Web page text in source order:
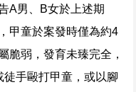
A男、B女於上述期
甲童於案發時僅為約4
脆弱，發育未臻完全，
手毆打甲童，或以腳